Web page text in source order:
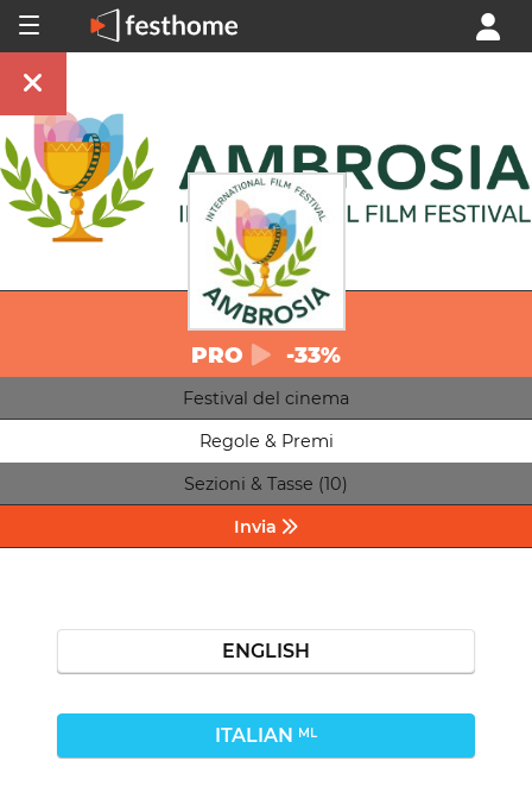
PRO -33%
Festival del cinema
Regole & Premi
Sezioni & Tasse (10)
Invia
ENGLISH
ITALIAN ML